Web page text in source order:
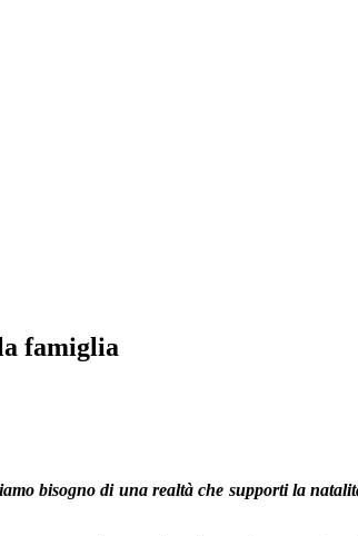
famiglia
bisogno di una realtà che supporti la